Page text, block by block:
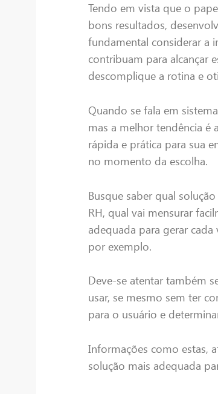
Tendo em vista que o
bons resultados,
fundamental considerar a
contribuam para alcançar
descomplique a rotina e
Quando se fala em
mas a melhor tendência é
rápida e prática para sua
no momento da escolha.
Busque saber qual
RH, qual vai mensurar
adequada para gerar
por exemplo.
Deve-se atentar também
usar, se mesmo sem ter
para o usuário e
Informações como estas,
solução mais adequada